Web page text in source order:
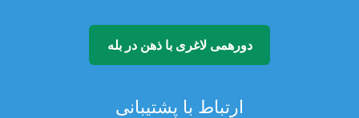
دورهمی لاغری با ذهن در بله
ارتباط با پشتیبانی